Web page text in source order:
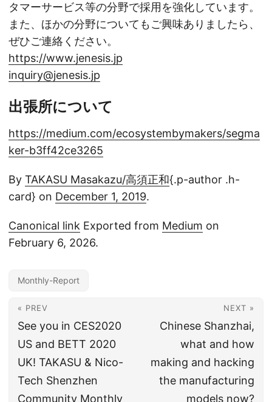
タマーサービス等の分野で採用を強化しています。
また、ほかの分野についてもご興味ありましたら、
ぜひご連絡ください。
https://www.jenesis.jp
inquiry@jenesis.jp
出張所について
https://medium.com/ecosystembymakers/segma
ker-b3ff42ce3265
By TAKASU Masakazu/高須正和{.p-author .h-
card} on December 1, 2019.
Canonical link Exported from Medium on
February 6, 2026.
Monthly-Report
« PREV
See you in CES2020
US and BETT 2020
UK! TAKASU & Nico-
Tech Shenzhen
Community Monthly
NEXT »
Chinese Shanzhai,
what and how
making and hacking
the manufacturing
models now?